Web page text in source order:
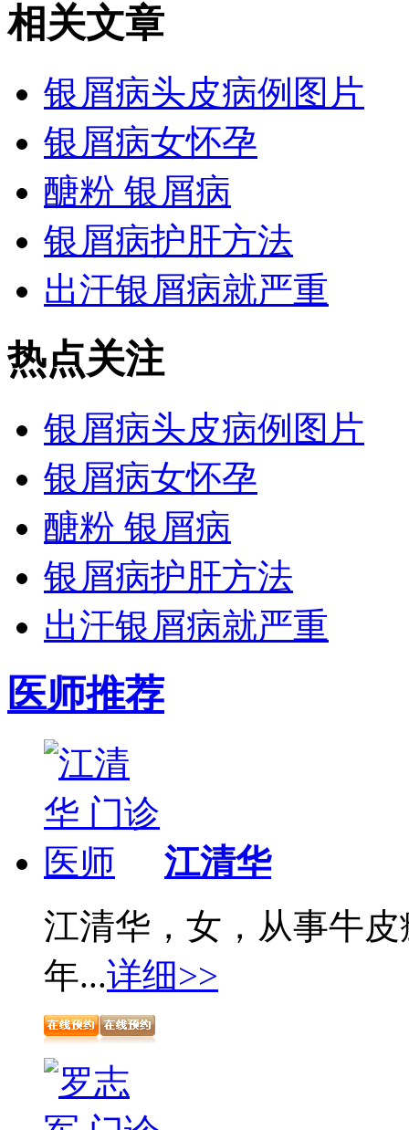
相关文章
银屑病头皮病例图片
银屑病女怀孕
醣粉 银屑病
银屑病护肝方法
出汗银屑病就严重
热点关注
银屑病头皮病例图片
银屑病女怀孕
醣粉 银屑病
银屑病护肝方法
出汗银屑病就严重
医师推荐
江清华
江清华，女，从事牛
年...详细>>